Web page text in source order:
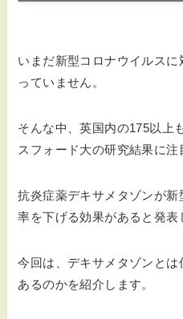
いまだ新型コロナウイルス
っていません。
そんな中、英国内の175以上
スフォード大の研究結果に注
抗炎症薬デキサメタゾンが
率を下げる効果があると発表
今回は、デキサメタゾンと
あるのかを紹介します。